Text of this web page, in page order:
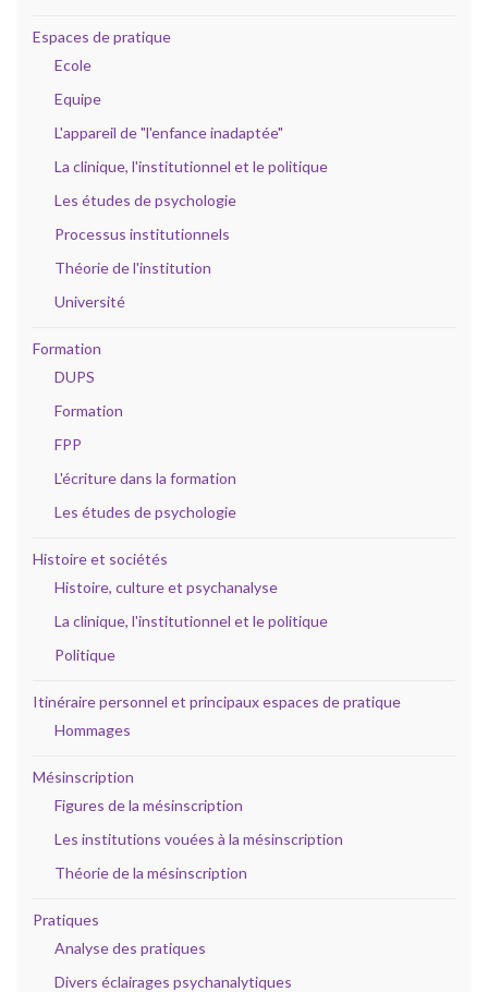
Espaces de pratique
Ecole
Equipe
L'appareil de "l'enfance inadaptée"
La clinique, l'institutionnel et le politique
Les études de psychologie
Processus institutionnels
Théorie de l'institution
Université
Formation
DUPS
Formation
FPP
L'écriture dans la formation
Les études de psychologie
Histoire et sociétés
Histoire, culture et psychanalyse
La clinique, l'institutionnel et le politique
Politique
Itinéraire personnel et principaux espaces de pratique
Hommages
Mésinscription
Figures de la mésinscription
Les institutions vouées à la mésinscription
Théorie de la mésinscription
Pratiques
Analyse des pratiques
Divers éclairages psychanalytiques